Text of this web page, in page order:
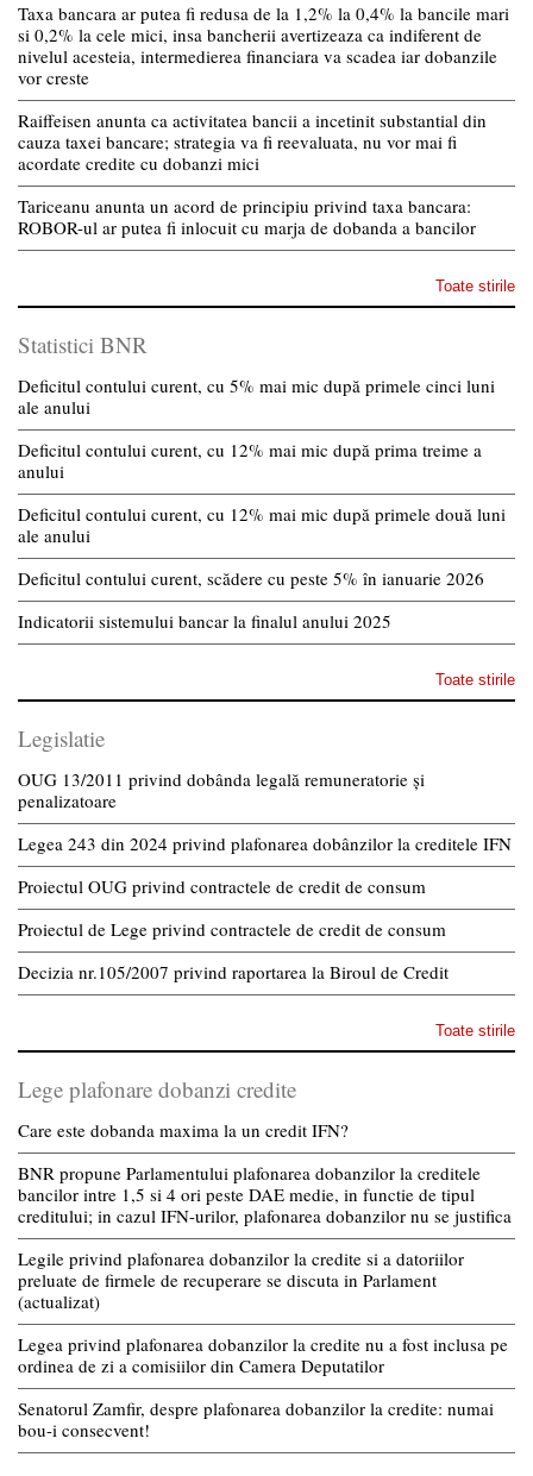
Taxa bancara ar putea fi redusa de la 1,2% la 0,4% la bancile mari
si 0,2% la cele mici, insa bancherii avertizeaza ca indiferent de
nivelul acesteia, intermedierea financiara va scadea iar dobanzile
vor creste
Raiffeisen anunta ca activitatea bancii a incetinit substantial din
cauza taxei bancare; strategia va fi reevaluata, nu vor mai fi
acordate credite cu dobanzi mici
Tariceanu anunta un acord de principiu privind taxa bancara:
ROBOR-ul ar putea fi inlocuit cu marja de dobanda a bancilor
Toate stirile
Statistici BNR
Deficitul contului curent, cu 5% mai mic după primele cinci luni
ale anului
Deficitul contului curent, cu 12% mai mic după prima treime a
anului
Deficitul contului curent, cu 12% mai mic după primele două luni
ale anului
Deficitul contului curent, scădere cu peste 5% în ianuarie 2026
Indicatorii sistemului bancar la finalul anului 2025
Toate stirile
Legislatie
OUG 13/2011 privind dobânda legală remuneratorie și
penalizatoare
Legea 243 din 2024 privind plafonarea dobânzilor la creditele IFN
Proiectul OUG privind contractele de credit de consum
Proiectul de Lege privind contractele de credit de consum
Decizia nr.105/2007 privind raportarea la Biroul de Credit
Toate stirile
Lege plafonare dobanzi credite
Care este dobanda maxima la un credit IFN?
BNR propune Parlamentului plafonarea dobanzilor la creditele
bancilor intre 1,5 si 4 ori peste DAE medie, in functie de tipul
creditului; in cazul IFN-urilor, plafonarea dobanzilor nu se justifica
Legile privind plafonarea dobanzilor la credite si a datoriilor
preluate de firmele de recuperare se discuta in Parlament
(actualizat)
Legea privind plafonarea dobanzilor la credite nu a fost inclusa pe
ordinea de zi a comisiilor din Camera Deputatilor
Senatorul Zamfir, despre plafonarea dobanzilor la credite: numai
bou-i consecvent!